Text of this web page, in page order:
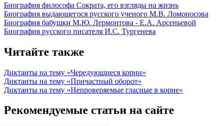
Биография философа Сократа, его взгляды на жизнь
Биография выдающегося русского ученого М.В. Ломоносова
Биография бабушки М.Ю. Лермонтова - Е.А. Арсеньевой
Биография русского писателя И.С. Тургенева
Читайте также
Диктанты на тему «Чередующиеся корни»
Диктанты на тему «Причастный оборот»
Диктанты на тему «Непроверяемые гласные в корне»
Рекомендуемые статьи на сайте